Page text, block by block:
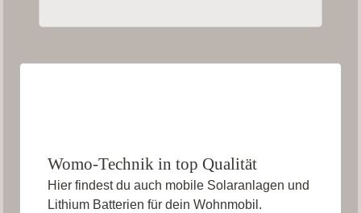
Womo-Technik in top Qualität
Hier findest du auch mobile Solaranlagen und
Lithium Batterien für dein Wohnmobil.